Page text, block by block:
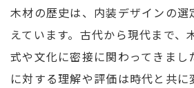
木材の歴史は、内装デザインの選
えています。古代から現代まで、
式や文化に密接に関わってきまし
に対する理解や評価は時代と共に